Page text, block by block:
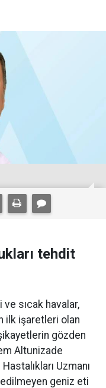
tehdit
sıcak havalar,
ilk işaretleri olan
gözden
Altunizade
Uzmanı
geniz eti